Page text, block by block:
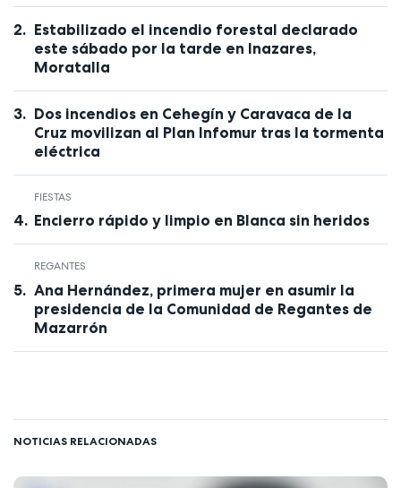
Estabilizado el incendio forestal declarado
este sábado por la tarde en Inazares,
Moratalla
Dos incendios en Cehegín y Caravaca de la
Cruz movilizan al Plan Infomur tras la tormenta
eléctrica
FIESTAS
Encierro rápido y limpio en Blanca sin heridos
REGANTES
Ana Hernández, primera mujer en asumir la
presidencia de la Comunidad de Regantes de
Mazarrón
NOTICIAS RELACIONADAS